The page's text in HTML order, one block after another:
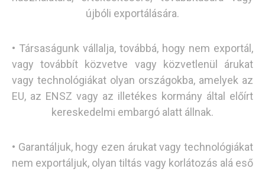
újbóli exportálására.
• Társaságunk vállalja, továbbá, hogy nem exportál,
vagy továbbít közvetve vagy közvetlenül árukat
vagy technológiákat olyan országokba, amelyek az
EU, az ENSZ vagy az illetékes kormány által előírt
kereskedelmi embargó alatt állnak.
• Garantáljuk, hogy ezen árukat vagy technológiákat
nem exportáljuk, olyan tiltás vagy korlátozás alá eső